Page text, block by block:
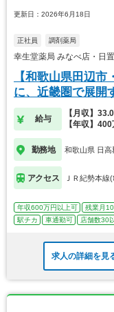
更新日：2026年6月18日
正社員 調剤薬局
幸生堂薬局 みなべ店・日
【和歌山県田辺
に、近畿圏で展開
給与
【月収】
【年収】
勤務地 和歌山県 日
アクセス ＪＲ紀勢本
年収600万円以上可 残業月
駅チカ
車通勤可 店舗数30
求人の詳細を見